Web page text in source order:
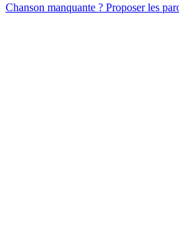
Chanson manquante ? Proposer les